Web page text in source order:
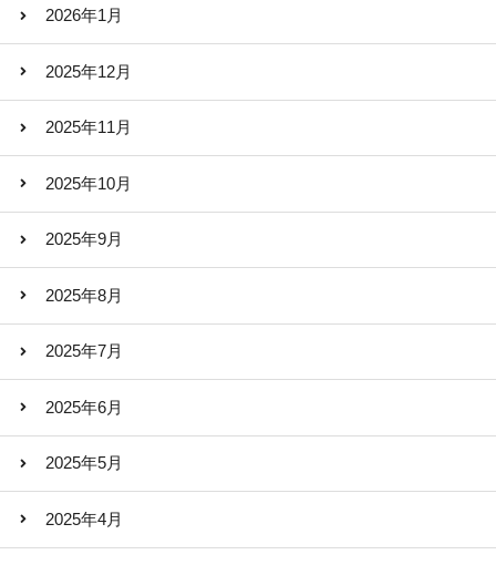
2026年1月
2025年12月
2025年11月
2025年10月
2025年9月
2025年8月
2025年7月
2025年6月
2025年5月
2025年4月